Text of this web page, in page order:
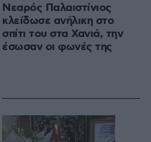
Νεαρός Παλαιστίνιος
κλείδωσε ανήλικη στο
σπίτι του στα Χανιά, την
έσωσαν οι φωνές της